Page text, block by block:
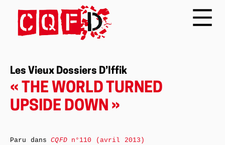
Les Vieux Dossiers D’Iffik
« THE WORLD TURNED
UPSIDE DOWN »
Paru dansCQFDn°110 (avril 2013)